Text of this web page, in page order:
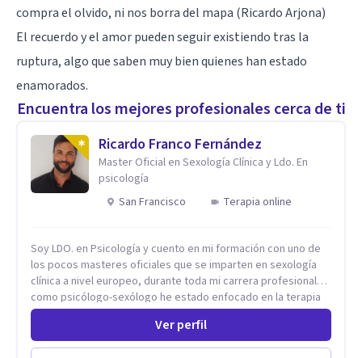
compra el olvido, ni nos borra del mapa (Ricardo Arjona)
El recuerdo y el amor pueden seguir existiendo tras la
ruptura, algo que saben muy bien quienes han estado
enamorados.
Encuentra los mejores profesionales cerca de ti
Ricardo Franco Fernández
Master Oficial en Sexología Clínica y Ldo. En
psicología
San Francisco
Terapia online
Soy LDO. en Psicología y cuento en mi formación con uno de
los pocos masteres oficiales que se imparten en sexología
clínica a nivel europeo, durante toda mi carrera profesional
como psicólogo-sexólogo he estado enfocado en la terapia
sexual desde una perspectiva multidisciplinar BIO-PSICO-
SOCIAL ya que aunque las bases de mi trabajo son
psicológicas, si no se tienen en consideración otros factores
Ver perfil